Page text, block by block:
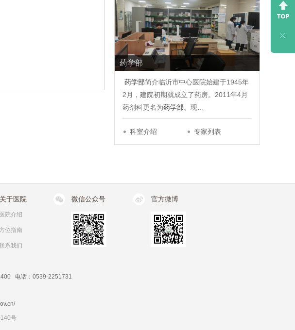
药学部
药学部简介临沂市中心医院始建于1945年
2月，建院初期就成立了药房。2011年4月
药剂科更名为药学部。现…
科室介绍 专家列表
关于医院
医院介绍
方位指南
系我们
微信公众号 官方微博
电话：0539-2251731
号